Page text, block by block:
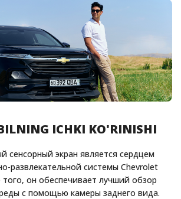
ICHKI KO'RINISHI
сенсорный экран является сердцем
развлекательной системы Chevrolet
он обеспечивает лучший обзор
с помощью камеры заднего вида.